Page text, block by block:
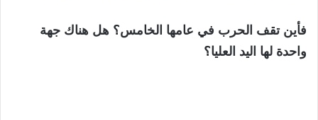
فأين تقف الحرب في عامها الخامس؟ هل هناك جهة
واحدة لها اليد العليا؟